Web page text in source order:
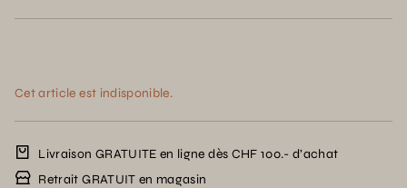
Cet article est indisponible.
Livraison GRATUITE en ligne dès CHF 100.- d’achat
Retrait GRATUIT en magasin